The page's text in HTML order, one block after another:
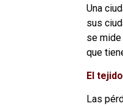
Una
sus
se
que
El
Las